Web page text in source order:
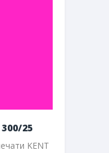
300/25
KENT